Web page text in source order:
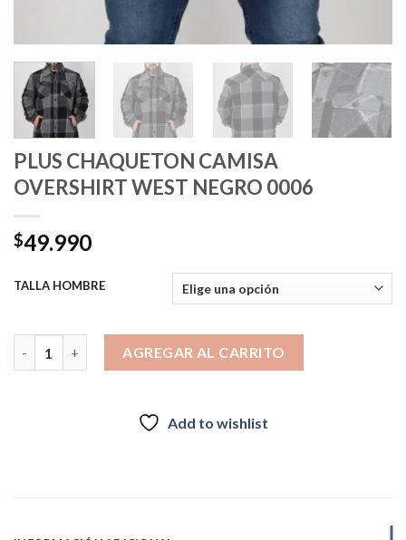
PLUS CHAQUETON CAMISA
OVERSHIRT WEST NEGRO 0006
$49.990
TALLA HOMBRE
AGREGAR AL CARRITO
Add to wishlist